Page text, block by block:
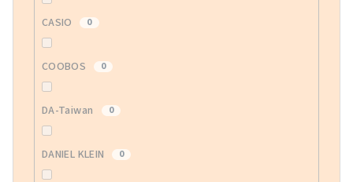
CASIO 0
COOBOS 0
DA-Taiwan 0
DANIEL KLEIN 0